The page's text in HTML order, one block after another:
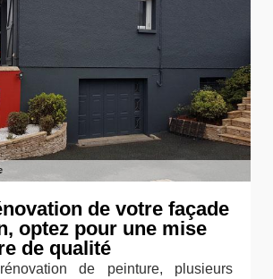
de votre façade
optez pour une mise
de qualité
de peinture, plusieurs